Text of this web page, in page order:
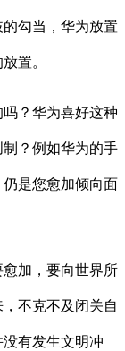
勾当，华为放置
置。
？华为喜好这种
？例如华为的手
是您愈加倾向面
加，要向世界所
不克不及闭关自
有发生文明冲